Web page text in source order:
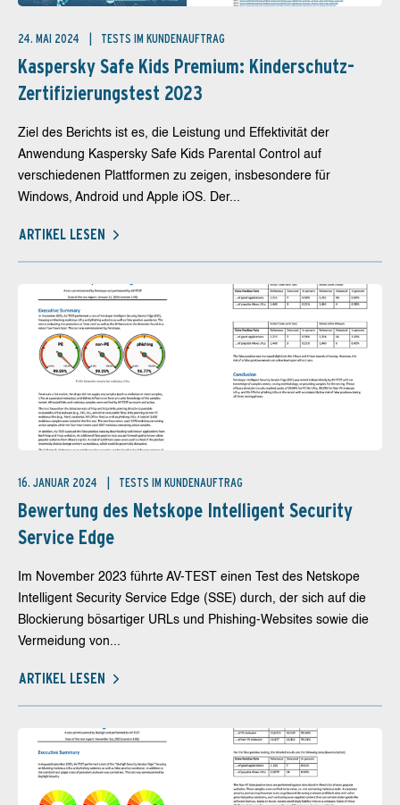
24. MAI 2024 TESTS IM KUNDENAUFTRAG
Kaspersky Safe Kids Premium: Kinderschutz-
Zertifizierungstest 2023
Ziel des Berichts ist es, die Leistung und Effektivität der
Anwendung Kaspersky Safe Kids Parental Control auf
verschiedenen Plattformen zu zeigen, insbesondere für
Windows, Android und Apple iOS. Der...
ARTIKEL LESEN
16. JANUAR 2024 TESTS IM KUNDENAUFTRAG
Bewertung des Netskope Intelligent Security
Service Edge
Im November 2023 führte AV-TEST einen Test des Netskope
Intelligent Security Service Edge (SSE) durch, der sich auf die
Blockierung bösartiger URLs und Phishing-Websites sowie die
Vermeidung von...
ARTIKEL LESEN